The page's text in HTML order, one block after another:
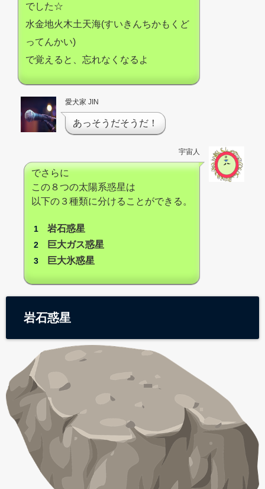
でした☆
水金地火木土天海(すいきんちかもくど
ってんかい)
で覚えると、忘れなくなるよ
愛犬家 JIN
あっそうだそうだ！
宇宙人
でさらに
この８つの太陽系惑星は
以下の３種類に分けることができる。
岩石惑星
巨大ガス惑星
巨大氷惑星
岩石惑星